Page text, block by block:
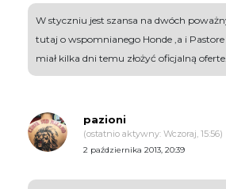
W styczniu jest szansa na dwóch
tutaj o wspomnianego Honde ,a i
miał kilka dni temu złożyć oficjalną oferte...
pazioni
(ostatnio aktywny: Wczoraj, 15:56)
2 października 2013, 20:39